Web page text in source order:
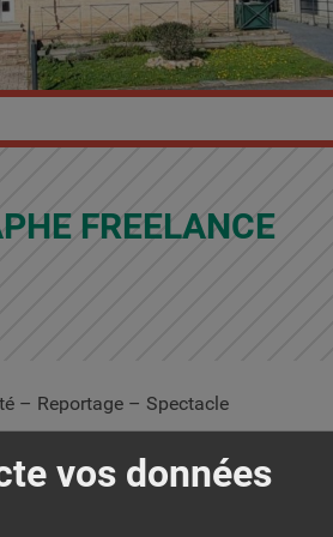
vos données
FREELANCE
– Reportage – Spectacle